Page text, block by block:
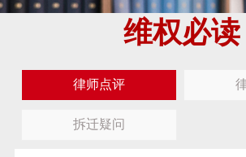
维权必读
律师点评
拆迁疑问